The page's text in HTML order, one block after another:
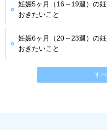
妊娠5ヶ月（16～19週）の
おきたいこと
妊娠6ヶ月（20～23週）の
おきたいこと
す